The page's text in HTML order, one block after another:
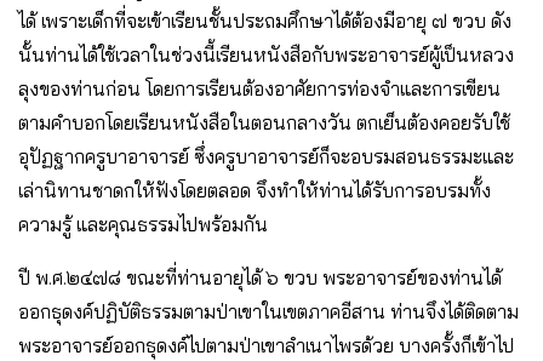
ได้ เพราะเด็กที่จะเข้าเรียนชั้นประถมศึกษาได้ต้องมีอายุ ๗ ขวบ ดัง
นั้นท่านได้ใช้เวลาในช่วงนี้เรียนหนังสือกับพระอาจารย์ผู้เป็นหลวง
ลุงของท่านก่อน โดยการเรียนต้องอาศัยการท่องจำและการเขียน
ตามคำบอกโดยเรียนหนังสือในตอนกลางวัน ตกเย็นต้องคอยรับใช้
อุปัฏฐากครูบาอาจารย์ ซึ่งครูบาอาจารย์ก็จะอบรมสอนธรรมะและ
เล่านิทานชาดกให้ฟังโดยตลอด จึงทำให้ท่านได้รับการอบรมทั้ง
ความรู้ และคุณธรรมไปพร้อมกัน
ปี พ.ศ.๒๔๗๘ ขณะที่ท่านอายุได้ ๖ ขวบ พระอาจารย์ของท่านได้
ออกธุดงค์ปฏิบัติธรรมตามป่าเขาในเขตภาคอีสาน ท่านจึงได้ติดตาม
พระอาจารย์ออกธุดงค์ไปตามป่าเขาลำเนาไพรด้วย บางครั้งก็เข้าไป